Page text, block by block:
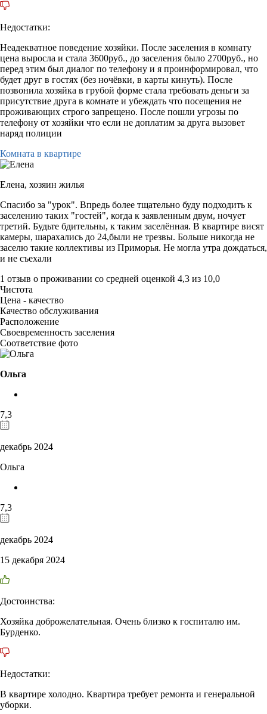
Недостатки:
Неадекватное поведение хозяйки. После заселения в комнату
цена выросла и стала 3600руб., до заселения было 2700руб., но
перед этим был диалог по телефону и я проинформировал, что
будет друг в гостях (без ночёвки, в карты кинуть). После
позвонила хозяйка в грубой форме стала требовать деньги за
присутствие друга в комнате и убеждать что посещения не
проживающих строго запрещено. После пошли угрозы по
телефону от хозяйки что если не доплатим за друга вызовет
наряд полиции
Комната в квартире
Елена, хозяин жилья
Спасибо за "урок". Впредь более тщательно буду подходить к
заселению таких "гостей", когда к заявленным двум, ночует
третий. Будьте бдительны, к таким заселённая. В квартире висят
камеры, шарахались до 24,были не трезвы. Больше никогда не
заселю такие коллективы из Приморья. Не могла утра дождаться,
и не съехали
1 отзыв о проживании со средней оценкой 4,3 из 10,0
Чистота
Цена - качество
Качество обслуживания
Расположение
Своевременность заселения
Соответствие фото
Ольга
7,3
декабрь 2024
Ольга
7,3
декабрь 2024
15 декабря 2024
Достоинства:
Хозяйка доброжелательная. Очень близко к госпиталю им.
Бурденко.
Недостатки:
В квартире холодно. Квартира требует ремонта и генеральной
уборки.